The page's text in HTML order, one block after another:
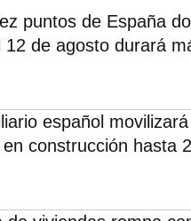
puntos de España
12 de agosto durará
español
construcción hasta